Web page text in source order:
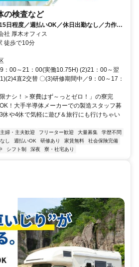
の検査など
日程度／週払いOK／休日出勤なし／力作業
中
社 厚木オフィス
徒歩で10分
：00～21：00(実働10.75H) (2)21：00～翌
直2交替 〇(3)研修期間中／9：00～17：
ナシ！＞寮費はず～っとゼロ！」の寮完
！大手半導体メーカーでの製造スタッフ募
休や4休で気軽に遊び＆旅行にも行けちゃい
主婦・主夫歓迎 フリーター歓迎 大量募集
学歴不問
し 週払いOK 研修あり 家賃無料
社会保険完備
シフト制 深夜 寮・社宅あり